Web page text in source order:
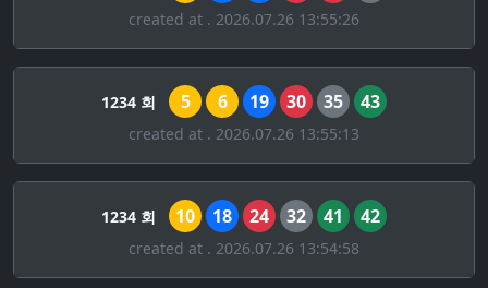
created at . 2026.07.26 13:55:26
1234 회 5 6 19 30 35 43
created at . 2026.07.26 13:55:13
1234 회 10 18 24 32 41 42
created at . 2026.07.26 13:54:58